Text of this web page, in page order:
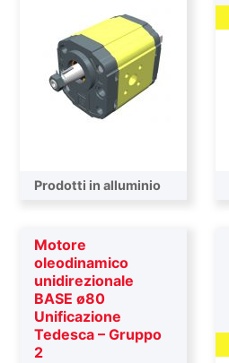
Prodotti in alluminio
Motore
oleodinamico
unidirezionale
BASE ø80
Unificazione
Tedesca – Gruppo
2